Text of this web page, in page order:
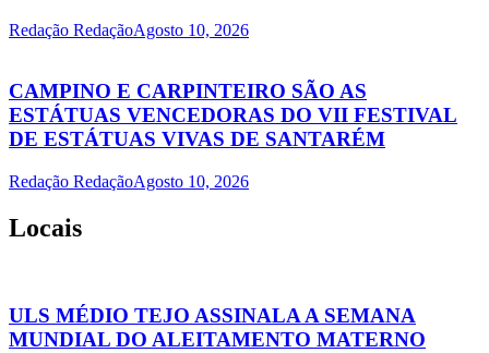
Redação RedaçãoAgosto 10, 2026
CAMPINO E CARPINTEIRO SÃO AS
ESTÁTUAS VENCEDORAS DO VII FESTIVAL
DE ESTÁTUAS VIVAS DE SANTARÉM
Redação RedaçãoAgosto 10, 2026
Locais
ULS MÉDIO TEJO ASSINALA A SEMANA
MUNDIAL DO ALEITAMENTO MATERNO